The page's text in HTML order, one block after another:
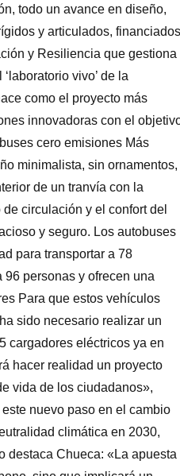
todo un avance en diseño,
y articulados, financiados
y Resiliencia que gestiona
vivo’ de la
como el proyecto más
innovadoras con el
cero emisiones Más
minimalista, sin ornamentos,
de un tranvía con la
circulación y el confort del
y seguro. Los autobuses
para transportar a 78
personas y ofrecen una
Para que estos vehículos
sido necesario realizar un
cargadores eléctricos ya en
hacer realidad un proyecto
vida de los ciudadanos»,
nuevo paso en el cambio
climática en 2030,
destaca Chueca: «La apuesta